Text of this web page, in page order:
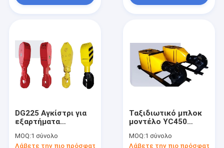
DG225 Αγκίστρι για
εξαρτήματα
Καλύτερο φορτίο
MOQ:1 σύνολο
Λάβετε την πιο πρόσφατη τιμή
Ταξιδιωτικό μπλοκ
μοντέλο YC450
γεωτρήσεις
MOQ:1 σύνολο
Λάβετε την πιο πρόσφατη